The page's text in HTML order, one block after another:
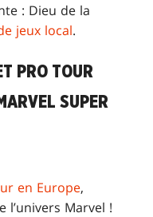
: Dieu de la
jeux local.
PRO TOUR
SUPER
en Europe,
l’univers Marvel !